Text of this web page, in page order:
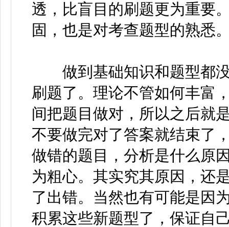
透，比盲目的刷题更为重要
固，也是对考查题型的熟悉
做到基础知识和题型都没
刷题了。理论不管如何丰富
间把题目做对，所以之后就
不要做完对了答案就结束了
做错的题目，分析是什么原
为粗心。其实究其原因，还
了出错。当然也有可能是因
积累这些新题型了，保证自